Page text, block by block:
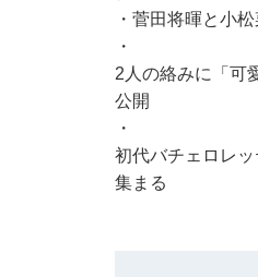
・ 菅田将暉と小
・
2人の絡みに「可
公開
・
初代バチェロレ
集まる